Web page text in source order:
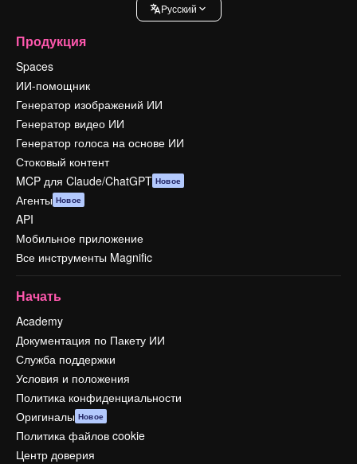
Pусский
Продукция
Spaces
ИИ-помощник
Генератор изображений ИИ
Генератор видео ИИ
Генератор голоса на основе ИИ
Стоковый контент
MCP для Claude/ChatGPT Новое
Агенты Новое
API
Мобильное приложение
Все инструменты Magnific
Начать
Academy
Документация по Пакету ИИ
Служба поддержки
Условия и положения
Политика конфиденциальности
Оригиналы Новое
Политика файлов cookie
Центр доверия